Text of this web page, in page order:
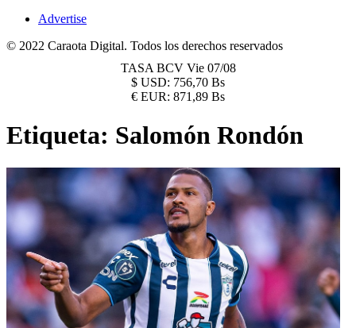
Advertise
© 2022 Caraota Digital. Todos los derechos reservados
TASA BCV Vie 07/08
$ USD: 756,70 Bs
€ EUR: 871,89 Bs
Etiqueta: Salomón Rondón